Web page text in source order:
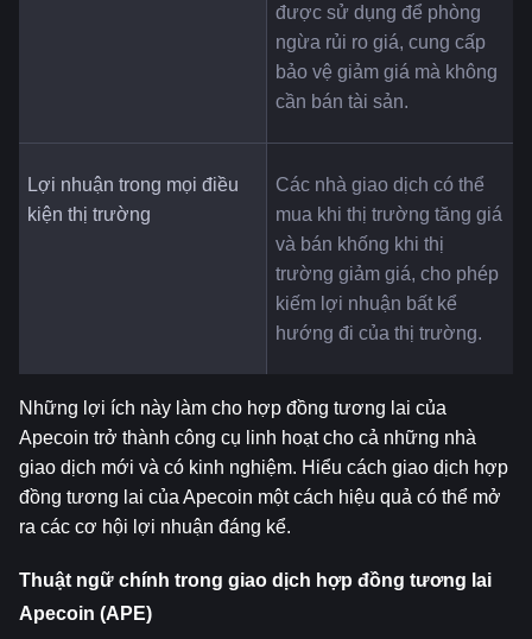
được sử dụng để phòng
ngừa rủi ro giá, cung cấp
bảo vệ giảm giá mà không
cần bán tài sản.
Lợi nhuận trong mọi điều
kiện thị trường
Các nhà giao dịch có thể
mua khi thị trường tăng giá
và bán khống khi thị
trường giảm giá, cho phép
kiếm lợi nhuận bất kể
hướng đi của thị trường.
Những lợi ích này làm cho hợp đồng tương lai của
Apecoin trở thành công cụ linh hoạt cho cả những nhà
giao dịch mới và có kinh nghiệm. Hiểu cách giao dịch hợp
đồng tương lai của Apecoin một cách hiệu quả có thể mở
ra các cơ hội lợi nhuận đáng kể.
Thuật ngữ chính trong giao dịch hợp đồng tương lai
Apecoin (APE)